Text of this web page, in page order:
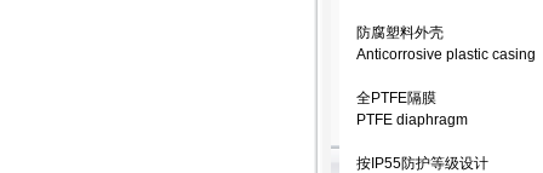
防腐塑料外壳
Anticorrosive plastic casing
全PTFE隔膜
PTFE diaphragm
按IP55防护等级设计